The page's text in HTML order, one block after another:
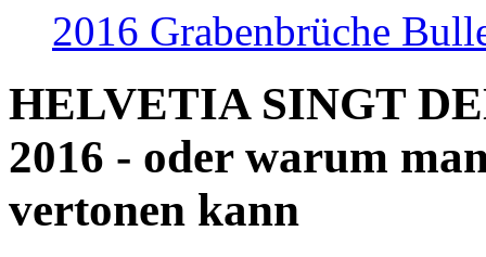
2016 Grabenbrüche
HELVETIA SINGT
2016 - oder warum
vertonen kann